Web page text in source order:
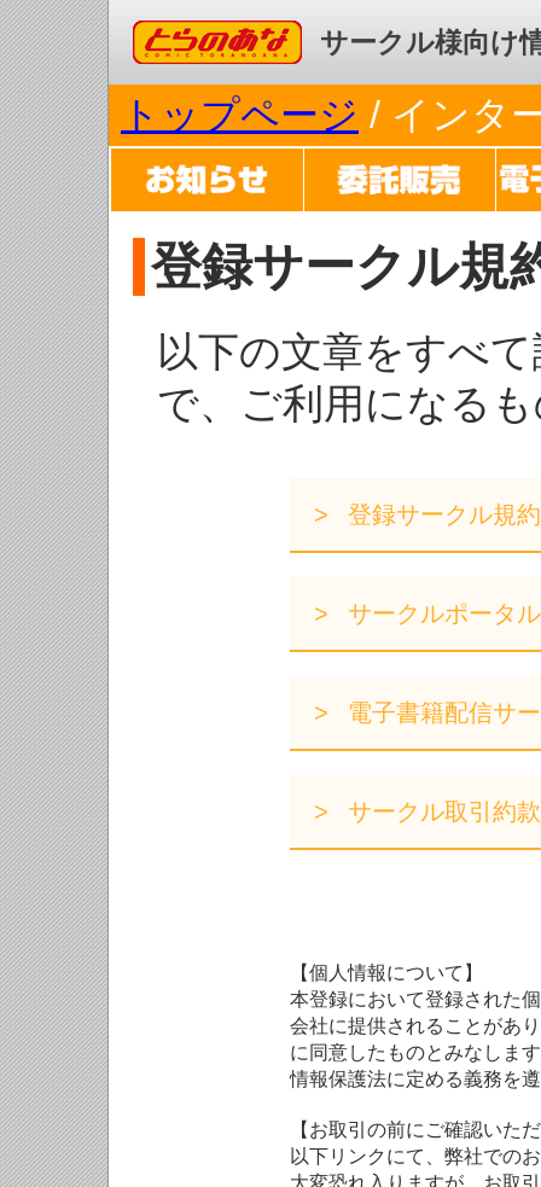
コミックとらのあな サークル様向け
トップページ / インタ
登録サークル規
以下の文章をすべ
で、ご利用になる
登録サークル規約
サークルポータ
電子書籍配信サ
サークル取引約款
【個人情報について】
本登録において登録された
会社に提供されることがあ
に同意したものとみなしま
情報保護法に定める義務を
【お取引の前にご確認いた
以下リンクにて、弊社での
大変恐れ入りますが、お取